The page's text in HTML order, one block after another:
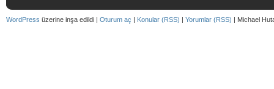
WordPress üzerine inşa edildi | Oturum aç | Konular (RSS) | Yorumlar (RSS) | Michael